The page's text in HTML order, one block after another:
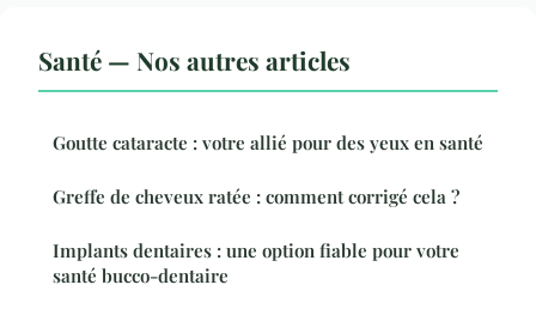
Santé — Nos autres articles
Goutte cataracte : votre allié pour des yeux en santé
Greffe de cheveux ratée : comment corrigé cela ?
Implants dentaires : une option fiable pour votre
santé bucco-dentaire